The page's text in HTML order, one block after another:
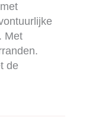
Met
de